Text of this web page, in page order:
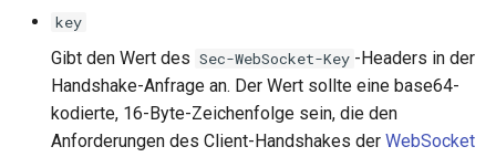
key
Gibt den Wert des Sec-WebSocket-Key -Headers in der
Handshake-Anfrage an. Der Wert sollte eine base64-
kodierte, 16-Byte-Zeichenfolge sein, die den
Anforderungen des Client-Handshakes der WebSocket